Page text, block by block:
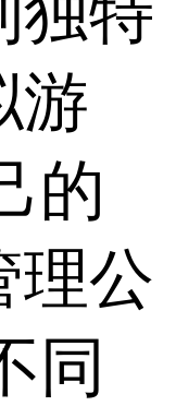
独特
游
的
理公
同